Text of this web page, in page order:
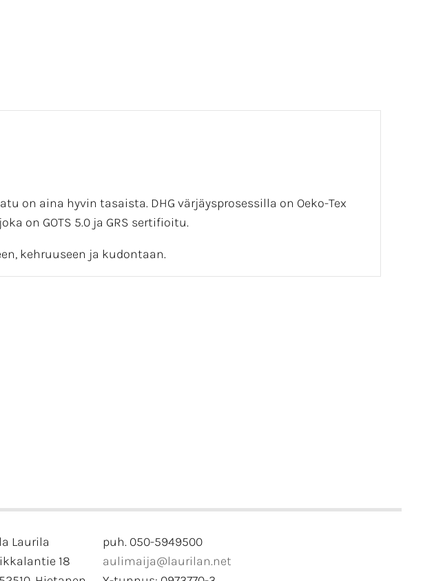
on aina hyvin tasaista. DHG värjäysprosessilla on Oeko-Tex
on GOTS 5.0 ja GRS sertifioitu.
kehruuseen ja kudontaan.
Laurila
18
puh. 050-5949500
aulimaija@laurilan.net